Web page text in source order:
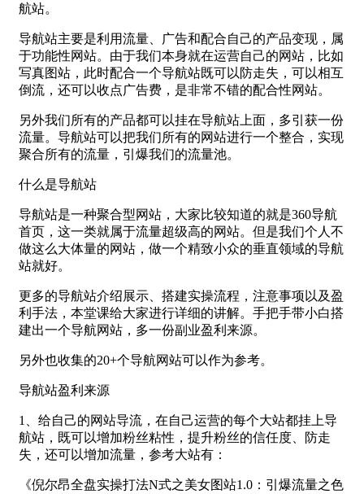
航站。
导航站主要是利用流量、广告和配合自己的产品变现，属
于功能性网站。由于我们本身就在运营自己的网站，比如
写真图站，此时配合一个导航站既可以防走失，可以相互
倒流，还可以收点广告费，是非常不错的配合性网站。
另外我们所有的产品都可以挂在导航站上面，多引获一份
流量。导航站可以把我们所有的网站进行一个整合，实现
聚合所有的流量，引爆我们的流量池。
什么是导航站
导航站是一种聚合型网站，大家比较知道的就是360导航
首页，这一类就属于流量超级高的网站。但是我们个人不
做这么大体量的网站，做一个精致小众的垂直领域的导航
站就好。
更多的导航站介绍展示、搭建实操流程，注意事项以及盈
利手法，本堂课给大家进行详细的讲解。手把手带小白搭
建出一个导航网站，多一份副业盈利来源。
另外也收集的20+个导航网站可以作为参考。
导航站盈利来源
1、给自己的网站导流，在自己运营的每个大站都挂上导
航站，既可以增加粉丝粘性，提升粉丝的信任度、防走
失，还可以增加流量，参考大站有：
《倪尔昂全盘实操打法N式之美女图站1.0：引爆流量之色